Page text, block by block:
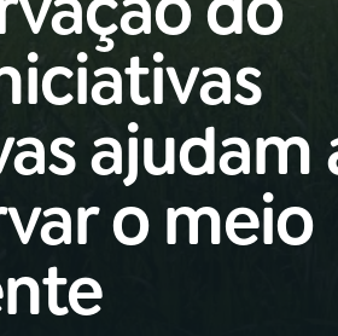
ajudam
o meio